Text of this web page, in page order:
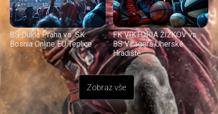
BS Dukla Praha vs. SK
Bosnia Online EU Teplice
FK VIKTORIA ŽIŽKOV vs.
BS Villagers Uherské
Hradiště
Zobraz vše